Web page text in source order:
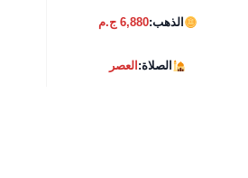
الذهب:6,880 ج.م
الصلاة:العصر